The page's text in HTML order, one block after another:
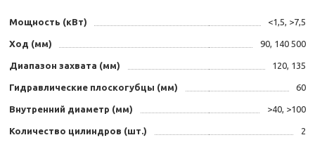
Мощность (кВт) <1,5, >7,5
Ход (мм) 90, 140 500
Диапазон захвата (мм) 120, 135
Гидравлические плоскогубцы (мм) 60
Внутренний диаметр (мм) >40, >100
Количество цилиндров (шт.) 2